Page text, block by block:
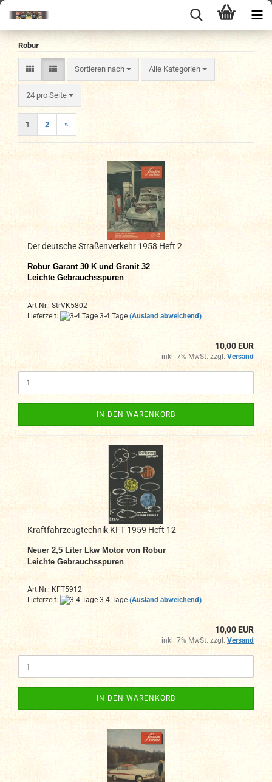
Robur
Sortieren nach
Sortieren nach Alle Kategorien
24 pro Seite
pro Seite
1 2 »
Der deutsche Straßenverkehr 1958 Heft 2
Robur Garant 30 K und Granit 32
Leichte Gebrauchsspuren
Art.Nr.: StrVK5802
Lieferzeit:
3-4 Tage (Ausland abweichend)
10,00 EUR
inkl. 7% MwSt. zzgl. Versand
IN DEN WARENKORB
Kraftfahrzeugtechnik KFT 1959 Heft 12
Neuer 2,5 Liter Lkw Motor von Robur
Leichte Gebrauchsspuren
Art.Nr.: KFT5912
Lieferzeit:
3-4 Tage (Ausland abweichend)
10,00 EUR
inkl. 7% MwSt. zzgl. Versand
IN DEN WARENKORB